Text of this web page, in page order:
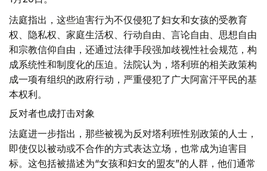
法庭指出，这些迫害行为不仅侵犯了妇女和女孩的受教育
权、隐私权、家庭生活权、行动自由、言论自由、思想自由
和宗教信仰自由，还通过法律手段强加歧视性社会规范，构
成系统性和制度化的压迫。法院认为，塔利班的相关政策构
成一项有组织的政府行动，严重侵犯了广大阿富汗平民的基
本权利。
反对者也成打击对象
法庭进一步指出，那些被视为反对塔利班性别政策的人士，
即使仅以被动或不合作的方式表达立场，也常成为迫害目
标。这包括被描述为“女孩和妇女的盟友”的人群，他们通常